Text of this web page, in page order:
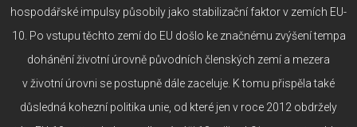
hospodářské impulsy působily jako stabilizační faktor v zemích EU-
10. Po vstupu těchto zemí do EU došlo ke značnému zvýšení tempa
dohánění životní úrovně původních členských zemí a mezera
v životní úrovni se postupně dále zaceluje. K tomu přispěla také
důsledná kohezní politika unie, od které jen v roce 2012 obdržely